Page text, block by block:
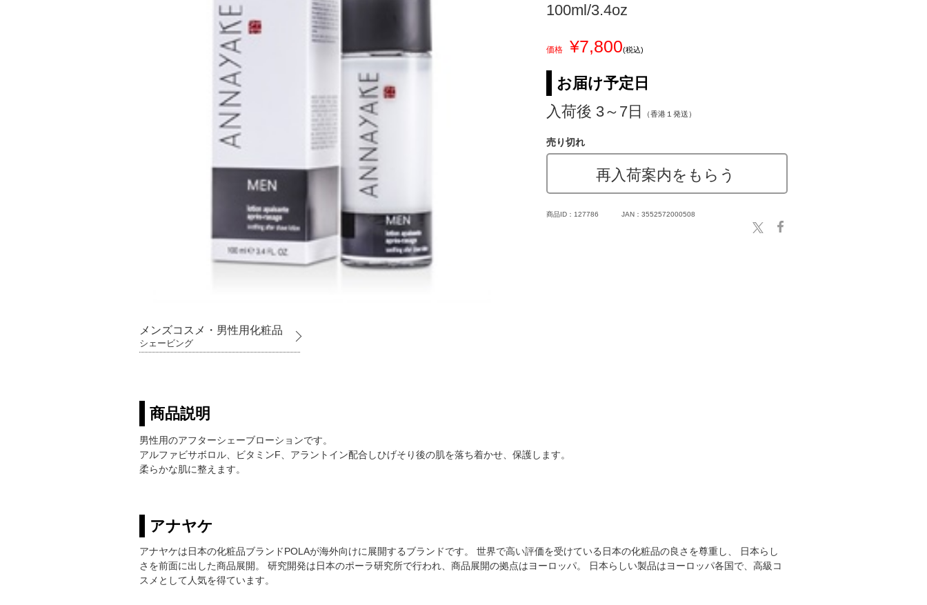
メンズコスメ・男性用化粧品
シェービング
100ml/3.4oz
価格 ¥7,800(税込)
お届け予定日
入荷後 3～7日
（香港１発送）
売り切れ
再入荷案内をもらう
商品ID：127786 JAN：3552572000508
商品説明
男性用のアフターシェーブローションです。
アルファビサボロル、ビタミンF、アラントイン配合しひげそり後の肌を落ち着かせ、保護します。
柔らかな肌に整えます。
アナヤケ
アナヤケは日本の化粧品ブランドPOLAが海外向けに展開するブランドです。 世界で高い評価を受けている日本の化粧品の良さを尊重し、 日本らし
さを前面に出した商品展開。 研究開発は日本のポーラ研究所で行われ、商品展開の拠点はヨーロッパ。 日本らしい製品はヨーロッパ各国で、高級コ
スメとして人気を得ています。